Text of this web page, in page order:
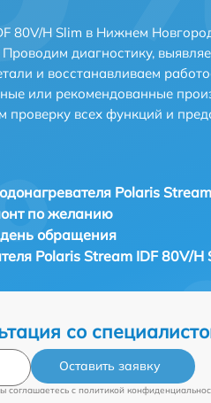
80V/H Slim в Нижнем
диагностику,
и восстанавливаем
или рекомендованные
проверку всех функций и
Polaris
по желанию
обращения
Polaris Stream IDF 80V/H
со
Оставить заявку
соглашаетесь c политикой